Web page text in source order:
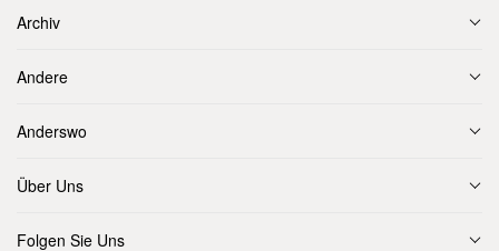
Archiv
Andere
Anderswo
Über Uns
Folgen Sie Uns